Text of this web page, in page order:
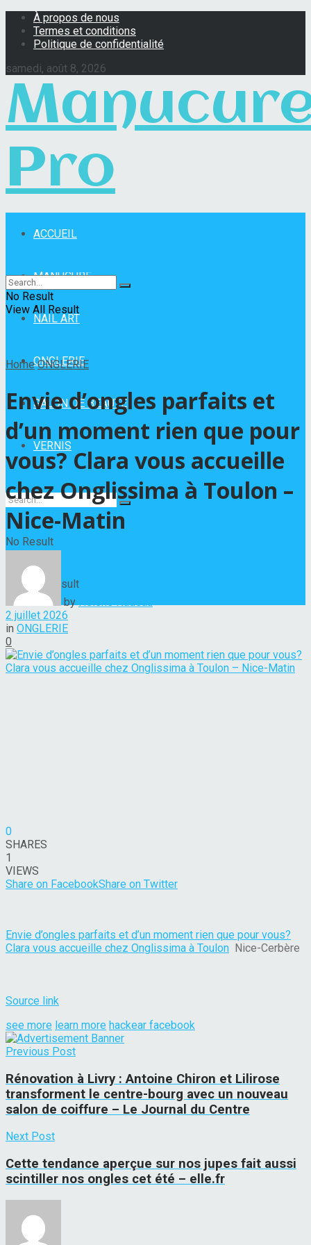
À propos de nous
Termes et conditions
Politique de confidentialité
samedi, août 8, 2026
Pro
ACCUEIL
MANUCURE
NAIL ART
ONGLERIE
SALON DE BEAUTÉ
VERNIS
No Result
View All Result
No Result
View All Result
Home ONGLERIE
Envie d’ongles parfaits et
d’un moment rien que pour
vous? Clara vous accueille
chez Onglissima à Toulon –
Nice-Matin
by Hélène Nadeau
2 juillet 2026
in ONGLERIE
0
0
SHARES
1
VIEWS
Share on FacebookShare on Twitter
Envie d’ongles parfaits et d’un moment rien que pour vous?
Clara vous accueille chez Onglissima à Toulon Nice-Cerbère
Source link
see more learn more hackear facebook
Previous Post
Rénovation à Livry : Antoine Chiron et Lilirose
transforment le centre-bourg avec un nouveau
salon de coiffure – Le Journal du Centre
Next Post
Cette tendance aperçue sur nos jupes fait aussi
scintiller nos ongles cet été – elle.fr